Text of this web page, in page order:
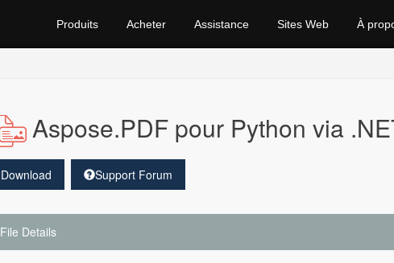
Produits Acheter Assistance Sites Web À
Aspose.PDF pour Python via
Download Support Forum
File Details